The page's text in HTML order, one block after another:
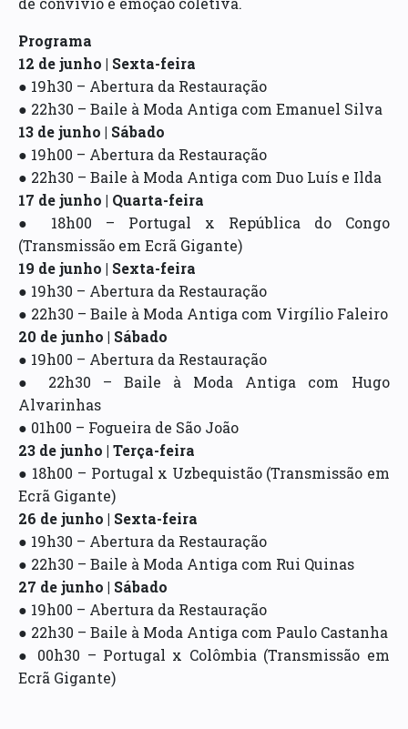
Programa
12 de junho | Sexta-feira
● 19h30 – Abertura da Restauração
● 22h30 – Baile à Moda Antiga com Emanuel Silva
13 de junho | Sábado
● 19h00 – Abertura da Restauração
● 22h30 – Baile à Moda Antiga com Duo Luís e Ilda
17 de junho | Quarta-feira
● 18h00 – Portugal x República do Congo
(Transmissão em Ecrã Gigante)
19 de junho | Sexta-feira
● 19h30 – Abertura da Restauração
● 22h30 – Baile à Moda Antiga com Virgílio Faleiro
20 de junho | Sábado
● 19h00 – Abertura da Restauração
● 22h30 – Baile à Moda Antiga com Hugo
Alvarinhas
● 01h00 – Fogueira de São João
23 de junho | Terça-feira
● 18h00 – Portugal x Uzbequistão (Transmissão em
Ecrã Gigante)
26 de junho | Sexta-feira
● 19h30 – Abertura da Restauração
● 22h30 – Baile à Moda Antiga com Rui Quinas
27 de junho | Sábado
● 19h00 – Abertura da Restauração
● 22h30 – Baile à Moda Antiga com Paulo Castanha
● 00h30 – Portugal x Colômbia (Transmissão em
Ecrã Gigante)